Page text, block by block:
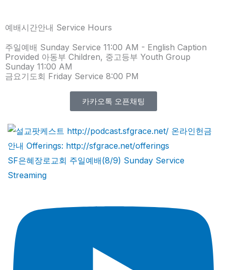
예배시간안내 Service Hours
주일예배 Sunday Service 11:00 AM - English Caption
Provided 아동부 Children, 중고등부 Youth Group
Sunday 11:00 AM
금요기도회 Friday Service 8:00 PM
카카오톡 오픈채팅
SF은혜장로교회 주일예배(8/9) Sunday Service
Streaming